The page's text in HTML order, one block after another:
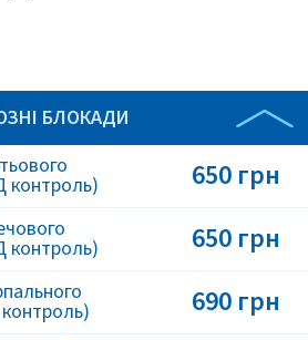
БЛОКАДИ
контроль) 650 грн
контроль) 650 грн
690 грн